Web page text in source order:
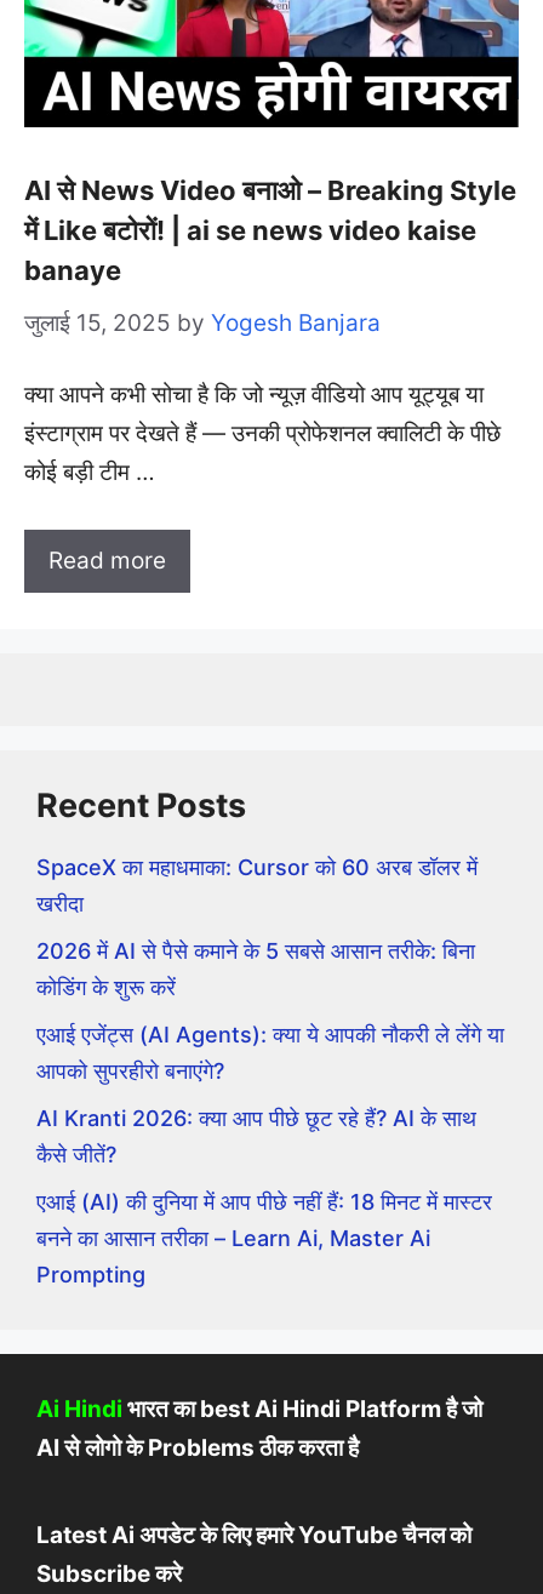
AI से News Video बनाओ – Breaking Style
में Like बटोरों! | ai se news video kaise
banaye
जुलाई 15, 2025 by Yogesh Banjara
क्या आपने कभी सोचा है कि जो न्यूज़ वीडियो आप यूट्यूब या
इंस्टाग्राम पर देखते हैं — उनकी प्रोफेशनल क्वालिटी के पीछे
कोई बड़ी टीम …
Read more
Recent Posts
SpaceX का महाधमाका: Cursor को 60 अरब डॉलर में
खरीदा
2026 में AI से पैसे कमाने के 5 सबसे आसान तरीके: बिना
कोडिंग के शुरू करें
एआई एजेंट्स (AI Agents): क्या ये आपकी नौकरी ले लेंगे या
आपको सुपरहीरो बनाएंगे?
AI Kranti 2026: क्या आप पीछे छूट रहे हैं? AI के साथ
कैसे जीतें?
एआई (AI) की दुनिया में आप पीछे नहीं हैं: 18 मिनट में मास्टर
बनने का आसान तरीका – Learn Ai, Master Ai
Prompting
Ai Hindi भारत का best Ai Hindi Platform है जो
AI से लोगो के Problems ठीक करता है
Latest Ai अपडेट के लिए हमारे YouTube चैनल को
Subscribe करे